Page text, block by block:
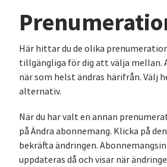
Här hittar du de olika
tillgängliga för dig att välja mellan.
när som helst ändras härifrån. Välj
alternativ.
När du har valt en annan
på Ändra abonnemang. Klicka på
bekräfta ändringen.
uppdateras då och visar när